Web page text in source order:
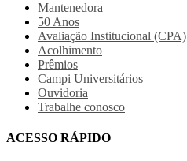
Mantenedora
50 Anos
Avaliação Institucional (CPA)
Acolhimento
Prêmios
Campi Universitários
Ouvidoria
Trabalhe conosco
ACESSO RÁPIDO